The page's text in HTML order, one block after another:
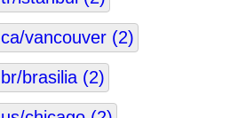
ca/vancouver (2)
br/brasilia (2)